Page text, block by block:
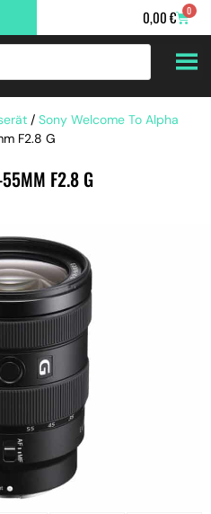
0,00€ 0
/ Sony Welcome To Alpha
F2.8 G
F2.8 G